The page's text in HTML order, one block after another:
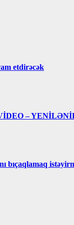
etdirəcək
–
bıçaqlamaq